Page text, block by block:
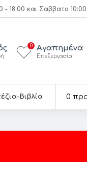
18:00 και Σαββατο 10:00
Αγαπημένα
Επεξεργασία
0
Βιβλία 0